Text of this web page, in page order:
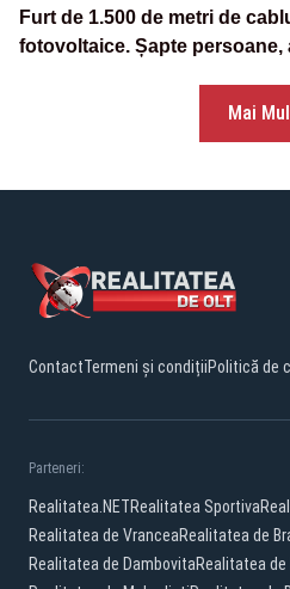
Furt de 1.500 de metri de
fotovoltaice. Șapte persoane,
Mai
ContactTermeni și condițiiPolitică de
Parteneri:
Realitatea.NETRealitatea Sportiva
Realitatea de VranceaRealitatea de
Realitatea de DambovitaRealitatea de